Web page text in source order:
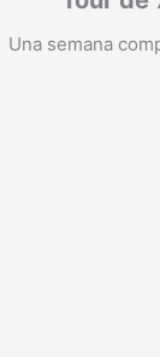
Una semana